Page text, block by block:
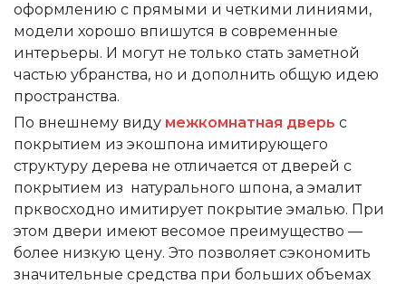
оформлению с прямыми и четкими линиями,
модели хорошо впишутся в современные
интерьеры. И могут не только стать заметной
частью убранства, но и дополнить общую идею
пространства.
По внешнему виду межкомнатная дверь с
покрытием из экошпона имитирующего
структуру дерева не отличается от дверей с
покрытием из натурального шпона, а эмалит
прквосходно имитирует покрытие эмалью. При
этом двери имеют весомое преимущество —
более низкую цену. Это позволяет сэкономить
значительные средства при больших объемах